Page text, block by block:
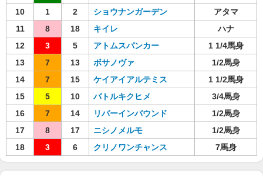
10
1 2 ショウナンガーデン
アタマ
11
8 18 キイレ
ハナ
12
3 5 アトムスパンカー
1 1/4馬身
13
7 13 ボサノヴァ
1/2馬身
14
7 15 ケイアイアルテミス
1 1/2馬身
15
5 10 バトルキクヒメ
3/4馬身
16
7 14 リバーインバウンド
1/2馬身
17
8 17 ニシノメルモ
1/2馬身
18
3 6 クリノワンチャンス 7馬身